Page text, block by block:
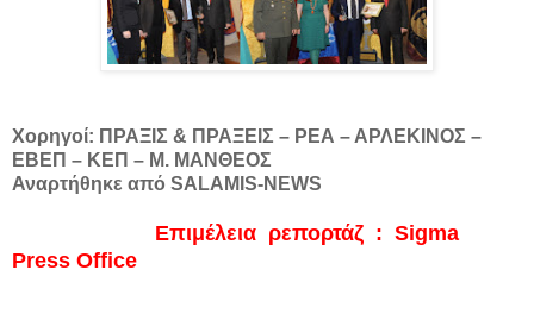
Χορηγοί: ΠΡΑΞΙΣ & ΠΡΑΞΕΙΣ – ΡΕΑ – ΑΡΛΕΚΙΝΟΣ –
ΕΒΕΠ – ΚΕΠ – Μ. ΜΑΝΘΕΟΣ
Αναρτήθηκε από SALAMIS-NEWS
Επιμέλεια ρεπορτάζ : Sigma
Press Office